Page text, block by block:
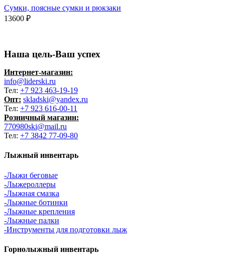
Сумки, поясные сумки и рюкзаки
13600 ₽
Наша цель-Ваш успех
Интернет-магазин:
info@liderski.ru
Тел: +7 923 463-19-19
Опт: skladski@yandex.ru
Тел: +7 923 616-00-11
Розничный магазин:
770980ski@mail.ru
Тел: +7 3842 77-09-80
Лыжный инвентарь
-Лыжи беговые
-Лыжероллеры
-Лыжная смазка
-Лыжные ботинки
-Лыжные крепления
-Лыжные палки
-Инструменты для подготовки лыж
Горнолыжный инвентарь